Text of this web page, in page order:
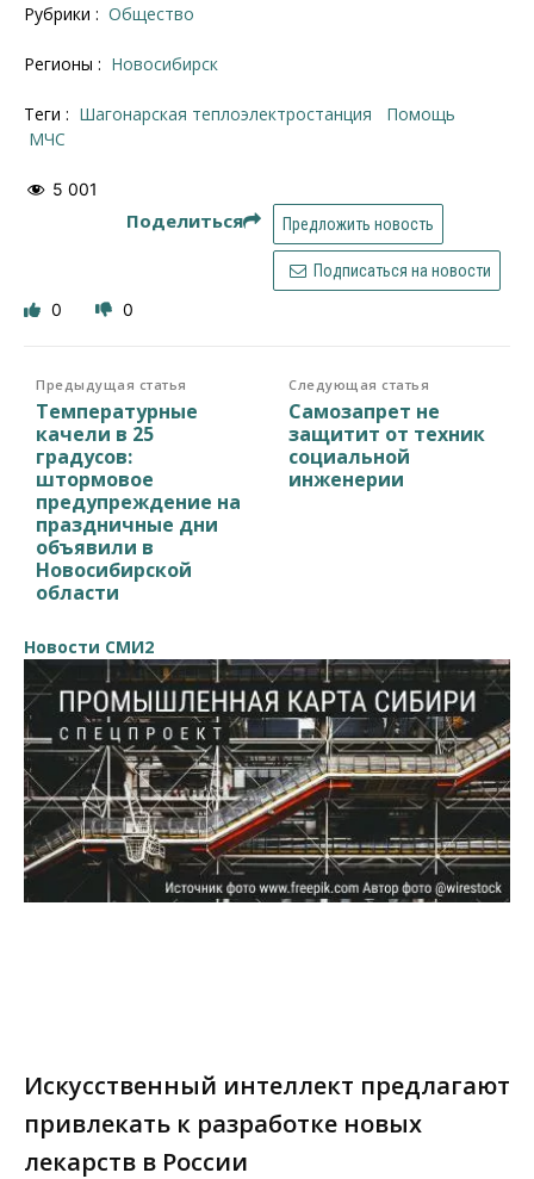
Рубрики : Общество
Регионы : Новосибирск
Теги : Шагонарская теплоэлектростанция
помощь
МЧС
5 001
Поделиться Предложить новость
Подписаться на новости
0 0
Предыдущая статья
Температурные
качели в 25
градусов:
штормовое
предупреждение на
праздничные дни
объявили в
Новосибирской
области
Следующая статья
Самозапрет не
защитит от техник
социальной
инженерии
Новости СМИ2
Искусственный интеллект предлагают
привлекать к разработке новых
лекарств в России